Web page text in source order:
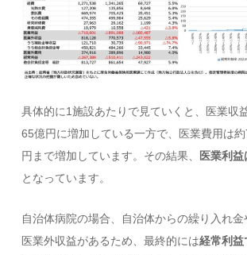
具体的に1施設あたりで見ていくと、医業収
65億円に増加している一方で、医業費用は
円まで増加しています。その結果、
医業利
となっています。
自治体病院の場合、自治体からの繰り入れ
医業外収益があるため、最終的には経常利益